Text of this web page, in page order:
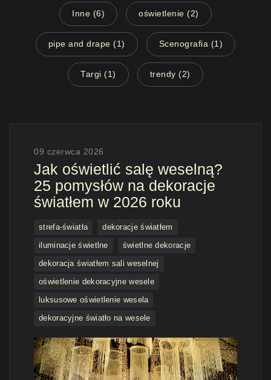
Inne (6) oświetlenie (2)
pipe and drape (1) Scenografia (1)
Targi (1) trendy (2)
09 czerwca 2026
Jak oświetlić salę weselną?
25 pomysłów na dekoracje
światłem w 2026 roku
strefa-światła
dekoracje światłem
iluminacje świetlne
świetlne dekoracje
dekoracja światłem sali weselnej
oświetlenie dekoracyjne wesele
luksusowe oświetlenie wesela
dekoracyjne światło na wesele